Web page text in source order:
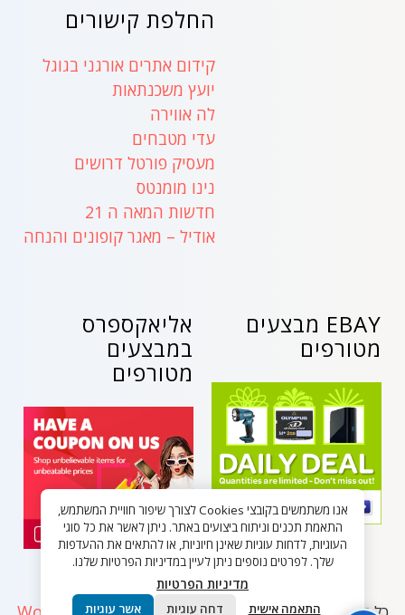
החלפת קישורים
קידום אתרים אורגני בגוגל
יועץ משכנתאות
לה אווירה
עדי מטבחים
מעסיק פורטל דרושים
נינו מומנטס
חדשות המאה ה 21
אודיל – מאגר קופונים והנחה
אליאקספרס
במבצעים
מטורפים
EBAY מבצעים
מטורפים
אנו משתמשים בקובצי Cookies לצורך שיפור חוויית המשתמש,
התאמת תכנים וניתוח ביצועים באתר. ניתן לאשר את כל סוגי
העוגיות, לדחות עוגיות שאינן חיוניות, או להתאים את ההעדפות
שלך. לפרטים נוספים ניתן לעיין במדיניות הפרטיות שלנו.
מדיניות הפרטיות
התאמה אישית דחה עוגיות אשר עוגיות